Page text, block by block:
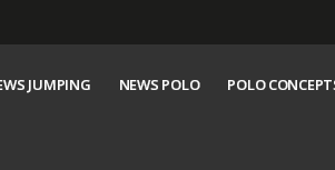
JUMPING NEWS POLO POLO